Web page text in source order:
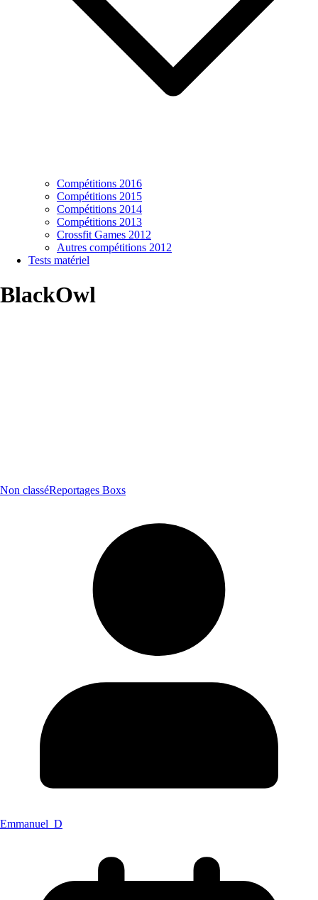
Compétitions 2016
Compétitions 2015
Compétitions 2014
Compétitions 2013
Crossfit Games 2012
Autres compétitions 2012
Tests matériel
BlackOwl
Non classéReportages Boxs
Emmanuel_D